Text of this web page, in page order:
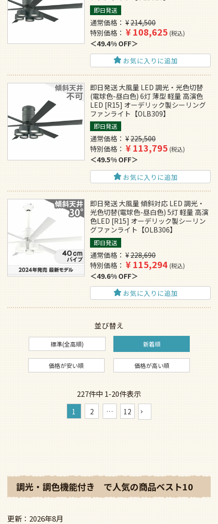
即日発送
通常価格 ¥214,500
特別価格
¥108,625 税込
49.4% OFF
お気に入りに追加
即日発送 大風量 LED 調光・光色切替
(電球色-昼白色) 6灯 薄型 軽量 高演色
LED [R15] オーデリック製シーリング
ファンライト【OLB309】
即日発送
通常価格 ¥225,500
特別価格
¥113,795 税込
49.5% OFF
お気に入りに追加
即日発送 大風量 傾斜対応 LED 調光・
光色切替(電球色-昼白色) 5灯 軽量 高演
色LED [R15] オーデリック製シーリン
グファンライト【OLB306】
即日発送
通常価格 ¥228,690
特別価格
¥115,294 税込
49.6% OFF
お気に入りに追加
並び替え
標準(全高順) 新着順
価格が安い順 価格が高い順
227件中 1-20件表示
1 2 … 12
調光・調色機能付き で人気の商品ベスト10
2026年8月